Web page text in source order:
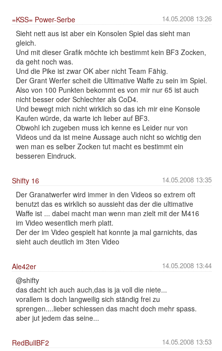
14.05.2008 13:26
=KSS= Power-Serbe
Sieht nett aus ist aber ein Konsolen Spiel das sieht man
gleich.
Und mit dieser Grafik möchte ich bestimmt kein BF3 Zocken,
da geht noch was.
Und die Pike ist zwar OK aber nicht Team Fähig.
Der Grant Werfer scheit die Ultimative Waffe zu sein im Spiel.
Also von 100 Punkten bekommt es von mir nur 65 ist auch
nicht besser oder Schlechter als CoD4.
Und bewegt mich nicht wirklich so das ich mir eine Konsole
Kaufen würde, da warte ich lieber auf BF3.
Obwohl ich zugeben muss ich kenne es Leider nur von
Videos und da ist meine Aussage auch nicht so wichtig den
wen man es selber Zocken tut macht es bestimmt ein
besseren Eindruck.
14.05.2008 13:35
Shifty 16
Der Granatwerfer wird immer in den Videos so extrem oft
benutzt das es wirklich so aussieht das der die ultimative
Waffe ist ... dabei macht man wenn man zielt mit der M416
im Video wesentlich merh platt.
Der der im Video gespielt hat konnte ja mal garnichts, das
sieht auch deutlich im 3ten Video
14.05.2008 13:44
Ale42er
@shifty
das dacht ich auch auch,das is ja voll die niete...
vorallem is doch langweilig sich ständig frei zu
sprengen....lieber schiessen das macht doch mehr spass.
aber jut jedem das seine...
14.05.2008 13:53
RedBullBF2